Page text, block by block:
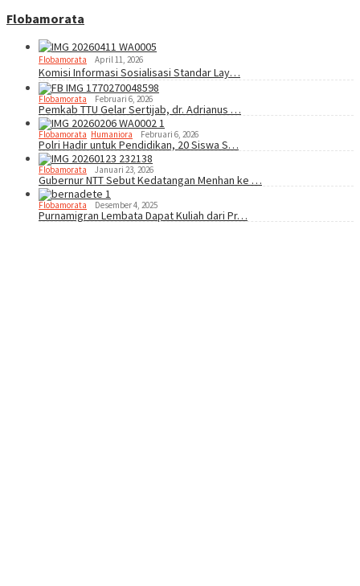
Flobamorata
Flobamorata April 11, 2026
Komisi Informasi Sosialisasi Standar Lay…
Flobamorata Februari 6, 2026
Pemkab TTU Gelar Sertijab, dr. Adrianus …
Flobamorata Humaniora Februari 6, 2026
Polri Hadir untuk Pendidikan, 20 Siswa S…
Flobamorata Januari 23, 2026
Gubernur NTT Sebut Kedatangan Menhan ke …
Flobamorata Desember 4, 2025
Purnamigran Lembata Dapat Kuliah dari Pr…